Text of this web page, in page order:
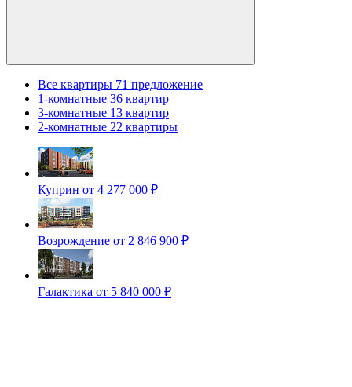
Все квартиры 71 предложение
1-комнатные 36 квартир
3-комнатные 13 квартир
2-комнатные 22 квартиры
Куприн от 4 277 000 ₽
Возрождение от 2 846 900 ₽
Галактика от 5 840 000 ₽